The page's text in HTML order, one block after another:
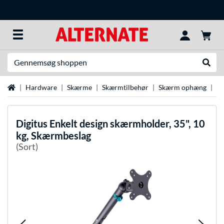
StartsideHardware Skærme Skærmtilbehør Skærm ophæng
Digitus Enkelt design skærmholder, 35", 10
kg, Skærmbeslag
(Sort)